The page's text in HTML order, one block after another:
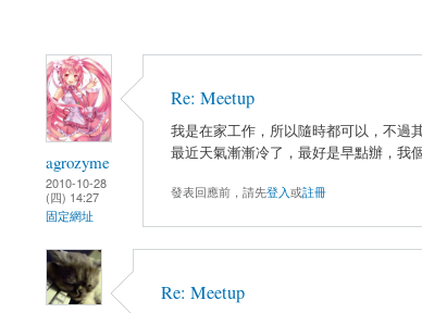
agrozyme
2010-10-28
(四) 14:27
固定網址
Re: Meetup
我是在家工作，所以隨時都可以，不過
最近天氣漸漸冷了，最好是早點辦，我
發表回應前，請先登入或註冊
Re: Meetup